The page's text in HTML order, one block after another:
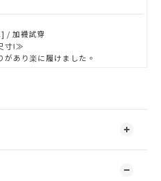
/ 加襪試穿
寸!≫
があり楽に履けました。